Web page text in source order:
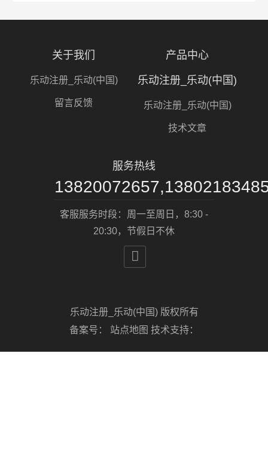
关于我们
乐动注册_乐动(中国)
留言反馈
产品中心
乐动注册_乐动(中国)
乐动注册_乐动(中国)
技术文章
服务热线
客服服务时段：周一至周日，8:30 -
20:30，节假日不休

乐动注册_乐动(中国) 版权所有
备案号： 站点地图 技术支持：